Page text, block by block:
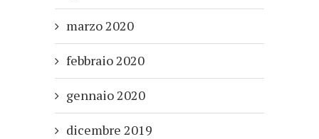
marzo 2020
febbraio 2020
gennaio 2020
dicembre 2019